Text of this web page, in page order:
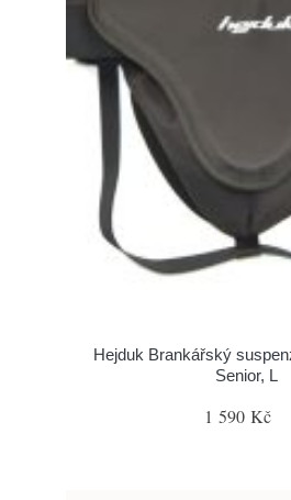
Hejduk Brankářský
Senior, L
1 590 Kč